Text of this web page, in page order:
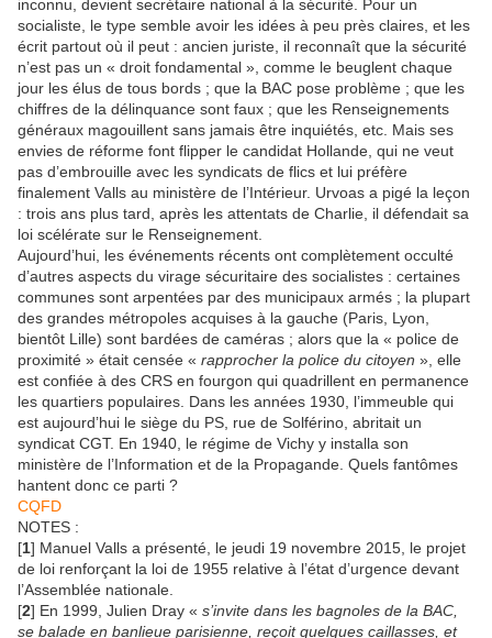
inconnu, devient secrétaire national à la sécurité. Pour un
socialiste, le type semble avoir les idées à peu près claires, et les
écrit partout où il peut : ancien juriste, il reconnaît que la sécurité
n’est pas un « droit fondamental », comme le beuglent chaque
jour les élus de tous bords ; que la BAC pose problème ; que les
chiffres de la délinquance sont faux ; que les Renseignements
généraux magouillent sans jamais être inquiétés, etc. Mais ses
envies de réforme font flipper le candidat Hollande, qui ne veut
pas d’embrouille avec les syndicats de flics et lui préfère
finalement Valls au ministère de l’Intérieur. Urvoas a pigé la leçon
: trois ans plus tard, après les attentats de Charlie, il défendait sa
loi scélérate sur le Renseignement.
Aujourd’hui, les événements récents ont complètement occulté
d’autres aspects du virage sécuritaire des socialistes : certaines
communes sont arpentées par des municipaux armés ; la plupart
des grandes métropoles acquises à la gauche (Paris, Lyon,
bientôt Lille) sont bardées de caméras ; alors que la « police de
proximité » était censée « rapprocher la police du citoyen », elle
est confiée à des CRS en fourgon qui quadrillent en permanence
les quartiers populaires. Dans les années 1930, l’immeuble qui
est aujourd’hui le siège du PS, rue de Solférino, abritait un
syndicat CGT. En 1940, le régime de Vichy y installa son
ministère de l’Information et de la Propagande. Quels fantômes
hantent donc ce parti ?
CQFD
NOTES :
[1] Manuel Valls a présenté, le jeudi 19 novembre 2015, le projet
de loi renforçant la loi de 1955 relative à l’état d’urgence devant
l’Assemblée nationale.
[2] En 1999, Julien Dray « s’invite dans les bagnoles de la BAC,
se balade en banlieue parisienne, reçoit quelques caillasses, et